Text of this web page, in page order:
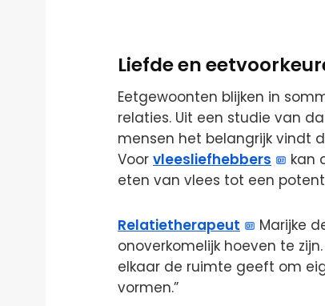
Liefde en
Eetgewoonten blijken in
relaties. Uit een studie van
mensen het belangrijk vindt
Voor vleesliefhebbers
kan
eten van vlees tot een
Relatietherapeut
Marijke
onoverkomelijk hoeven te
elkaar de ruimte geeft om
vormen.”